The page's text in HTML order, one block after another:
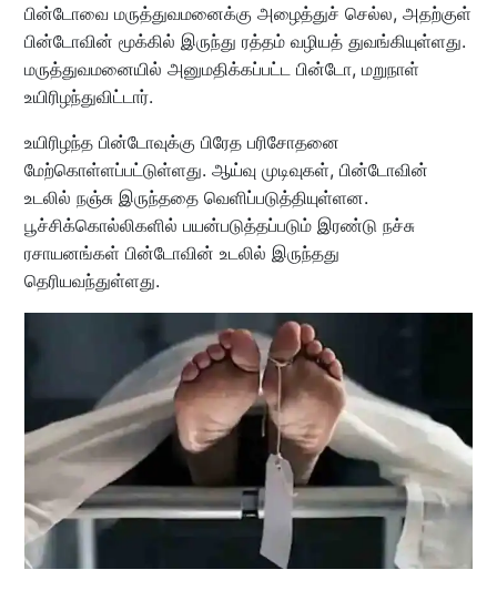
பின்டோவை மருத்துவமனைக்கு அழைத்துச் செல்ல, அதற்குள்
பின்டோவின் மூக்கில் இருந்து ரத்தம் வழியத் துவங்கியுள்ளது.
மருத்துவமனையில் அனுமதிக்கப்பட்ட பின்டோ, மறுநாள்
உயிரிழந்துவிட்டார்.
உயிரிழந்த பின்டோவுக்கு பிரேத பரிசோதனை
மேற்கொள்ளப்பட்டுள்ளது. ஆய்வு முடிவுகள், பின்டோவின்
உடலில் நஞ்சு இருந்ததை வெளிப்படுத்தியுள்ளன.
பூச்சிக்கொல்லிகளில் பயன்படுத்தப்படும் இரண்டு நச்சு
ரசாயனங்கள் பின்டோவின் உடலில் இருந்தது
தெரியவந்துள்ளது.